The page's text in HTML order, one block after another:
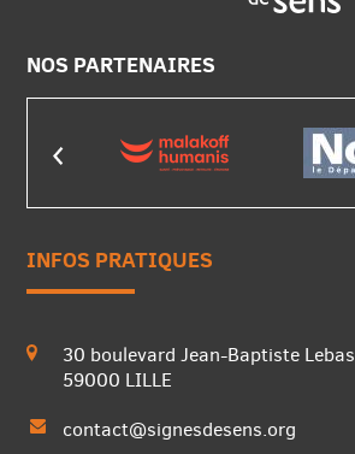
NOS PARTENAIRES
INFOS PRATIQUES
30 boulevard Jean-Baptiste Lebas
59000 LILLE
contact@signesdesens.org